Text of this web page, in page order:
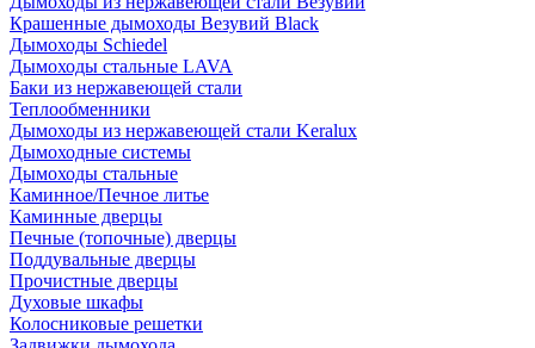
Крашенные дымоходы Везувий Black
Дымоходы Schiedel
Дымоходы стальные LAVA
Баки из нержавеющей стали
Теплообменники
Дымоходы из нержавеющей стали Keralux
Дымоходные системы
Дымоходы стальные
Каминное/Печное литье
Каминные дверцы
Печные (топочные) дверцы
Поддувальные дверцы
Прочистные дверцы
Духовые шкафы
Колосниковые решетки